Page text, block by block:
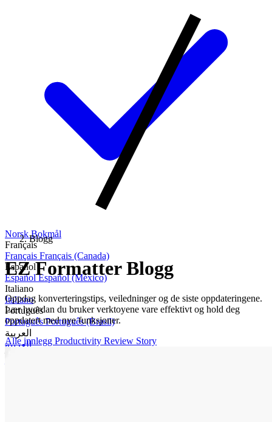
Norsk Bokmål
Français
Français Français (Canada)
Español
EspañolEspañol (México)
Italiano
Italiano
Português
PortuguêsPortuguês (Brasil)
العربية
العربية
Blogg
EZ Formatter Blogg
Oppdag konverteringstips, veiledninger og de siste oppdateringene.
Lær hvordan du bruker verktoyene vare effektivt og hold deg
oppdatert med nye funksjoner.
Alle innlegg Productivity Review Story